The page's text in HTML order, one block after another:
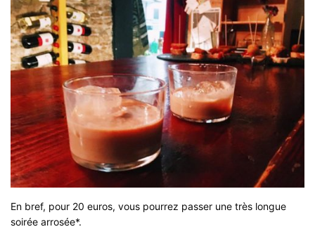
En bref, pour 20 euros, vous pourrez passer une très longue
soirée arrosée*.